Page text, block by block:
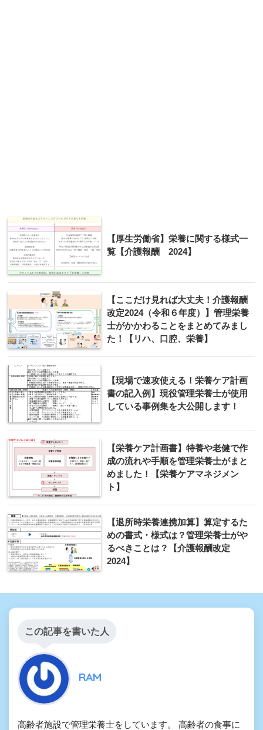
【厚生労働省】栄養に関する様式一
覧【介護報酬 2024】
【ここだけ見れば大丈夫！介護報酬
改定2024（令和６年度）】管理栄養
士がかかわることをまとめてみまし
た！【リハ、口腔、栄養】
【現場で速攻使える！栄養ケア計画
書の記入例】現役管理栄養士が使用
している事例集を大公開します！
【栄養ケア計画書】特養や老健で作
成の流れや手順を管理栄養士がまと
めました！【栄養ケアマネジメン
ト】
【退所時栄養連携加算】算定するた
めの書式・様式は？管理栄養士がや
るべきことは？【介護報酬改定
2024】
この記事を書いた人
RAM
高齢者施設で管理栄養士をしています。 高齢者の食事に